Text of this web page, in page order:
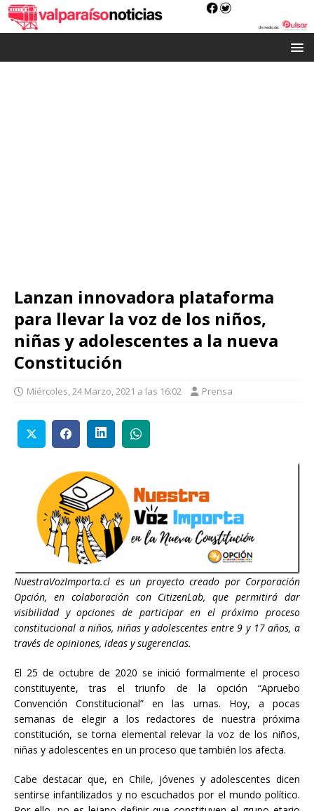
Lanzan innovadora plataforma
para llevar la voz de los niños,
niñas y adolescentes a la nueva
Constitución
Miércoles, 24 Marzo, 2021 a las 16:02 Prensa
NuestraVozImporta.cl es un proyecto creado por Corporación
Opción, en colaboración con CitizenLab, que permitirá dar
visibilidad y opciones de participar en el próximo proceso
constitucional a niños, niñas y adolescentes entre 9 y 17 años, a
través de opiniones, ideas y sugerencias.
El 25 de octubre de 2020 se inició formalmente el proceso
constituyente, tras el triunfo de la opción “Apruebo
Convención Constitucional” en las urnas. Hoy, a pocas
semanas de elegir a los redactores de nuestra próxima
constitución, se torna elemental relevar la voz de los niños,
niñas y adolescentes en un proceso que también los afecta.
Cabe destacar que, en Chile, jóvenes y adolescentes dicen
sentirse infantilizados y no escuchados por el mundo político.